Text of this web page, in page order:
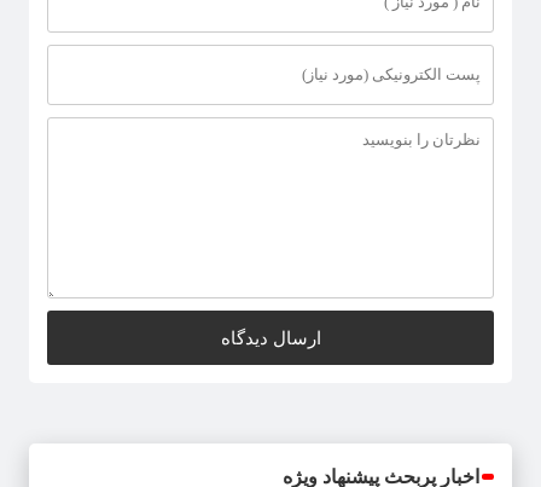
اخبار پربحث پیشنهاد ویژه